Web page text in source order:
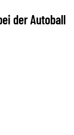
der Autoball